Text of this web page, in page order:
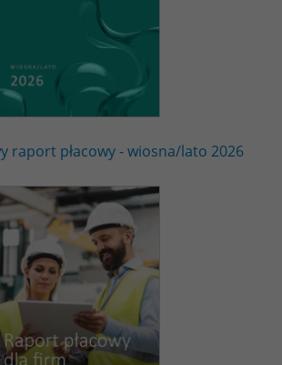
raport płacowy - wiosna/lato 2026